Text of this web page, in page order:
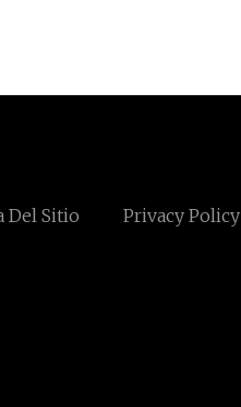
Del Sitio Privacy Policy